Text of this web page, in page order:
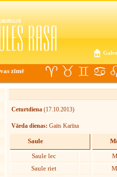
zīmē
Ceturtdiena (17.10.2013)
Vārda dienas: Gaits Karīna
Saule
Saule lec
Saule riet